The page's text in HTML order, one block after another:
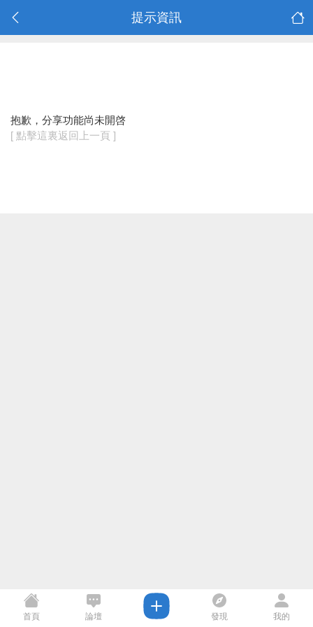
提示資訊
抱歉，分享功能尚未開啓
[ 點擊這裏返回上一頁 ]
首頁 論壇 發現 我的